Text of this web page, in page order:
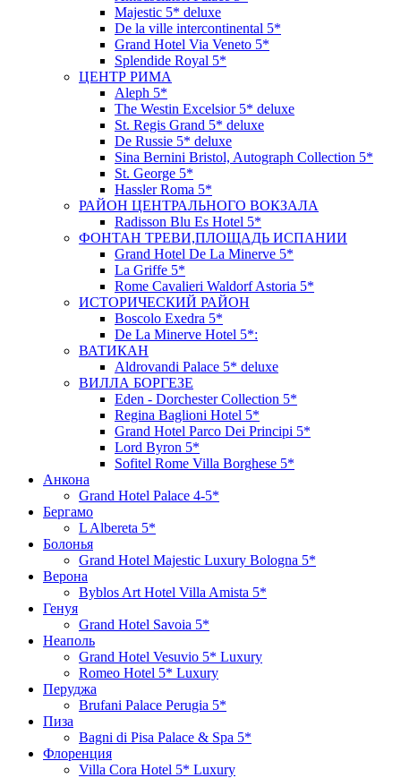
Majestic 5* deluxe
De la ville intercontinental 5*
Grand Hotel Via Veneto 5*
Splendide Royal 5*
ЦЕНТР РИМА
Aleph 5*
The Westin Excelsior 5* deluxe
St. Regis Grand 5* deluxe
De Russie 5* deluxe
Sina Bernini Bristol, Autograph Collection 5*
St. George 5*
Hassler Roma 5*
РАЙОН ЦЕНТРАЛЬНОГО ВОКЗАЛА
Radisson Blu Es Hotel 5*
ФОНТАН ТРЕВИ,ПЛОЩАДЬ ИСПАНИИ
Grand Hotel De La Minerve 5*
La Griffe 5*
Rome Cavalieri Waldorf Astoria 5*
ИСТОРИЧЕСКИЙ РАЙОН
Boscolo Exedra 5*
De La Minerve Hotel 5*:
ВАТИКАН
Aldrovandi Palace 5* deluxe
ВИЛЛА БОРГЕЗЕ
Eden - Dorchester Collection 5*
Regina Baglioni Hotel 5*
Grand Hotel Parco Dei Principi 5*
Lord Byron 5*
Sofitel Rome Villa Borghese 5*
Анкона
Grand Hotel Palace 4-5*
Бергамо
L Albereta 5*
Болонья
Grand Hotel Majestic Luxury Bologna 5*
Верона
Byblos Art Hotel Villa Amista 5*
Генуя
Grand Hotel Savoia 5*
Неаполь
Grand Hotel Vesuvio 5* Luxury
Romeo Hotel 5* Luxury
Перуджа
Brufani Palace Perugia 5*
Пиза
Bagni di Pisa Palace & Spa 5*
Флоренция
Villa Cora Hotel 5* Luxury